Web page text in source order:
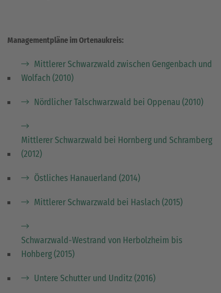
Managementpläne im Ortenaukreis:
Mittlerer Schwarzwald zwischen Gengenbach und
Wolfach (2010)
Nördlicher Talschwarzwald bei Oppenau (2010)
Mittlerer Schwarzwald bei Hornberg und Schramberg
(2012)
Östliches Hanauerland (2014)
Mittlerer Schwarzwald bei Haslach (2015)
Schwarzwald-Westrand von Herbolzheim bis
Hohberg (2015)
Untere Schutter und Unditz (2016)